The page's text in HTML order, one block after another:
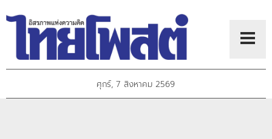
ศุกร์, 7 สิงหาคม 2569